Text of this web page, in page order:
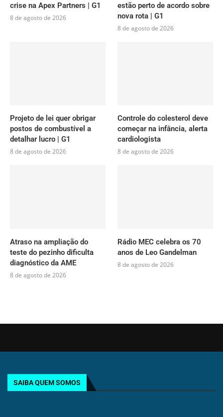
crise na Apex Partners | G1
8 de agosto de 2026
estão perto de acordo sobre
nova rota | G1
8 de agosto de 2026
Projeto de lei quer obrigar
postos de combustível a
detalhar lucro | G1
8 de agosto de 2026
Controle do colesterol deve
começar na infância, alerta
cardiologista
8 de agosto de 2026
Atraso na ampliação do
teste do pezinho dificulta
diagnóstico da AME
8 de agosto de 2026
Rádio MEC celebra os 70
anos de Leo Gandelman
8 de agosto de 2026
SAIBA QUEM SOMOS